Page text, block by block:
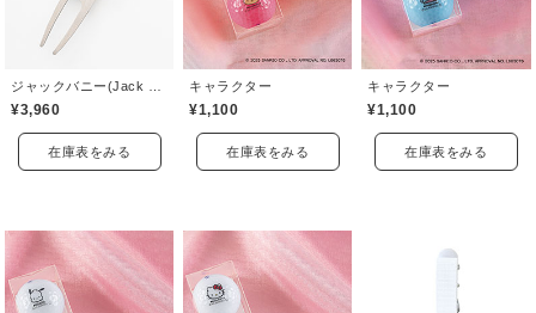
¥3,960
在庫表をみる
キャラクター
¥1,100
在庫表をみる
キャラクター
¥1,100
在庫表をみる